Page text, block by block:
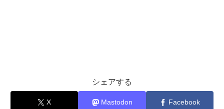
シェアする
X Mastodon Facebook